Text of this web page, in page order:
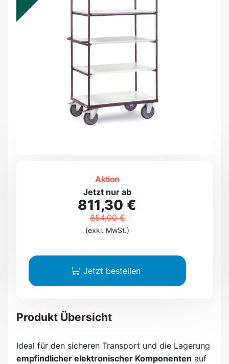
Aktion
Jetzt nur ab
811,30 €
854,00 €
(exkl. MwSt.)
Jetzt bestellen
Produkt Übersicht
Ideal für den sicheren Transport und die Lagerung
empfindlicher elektronischer Komponenten auf